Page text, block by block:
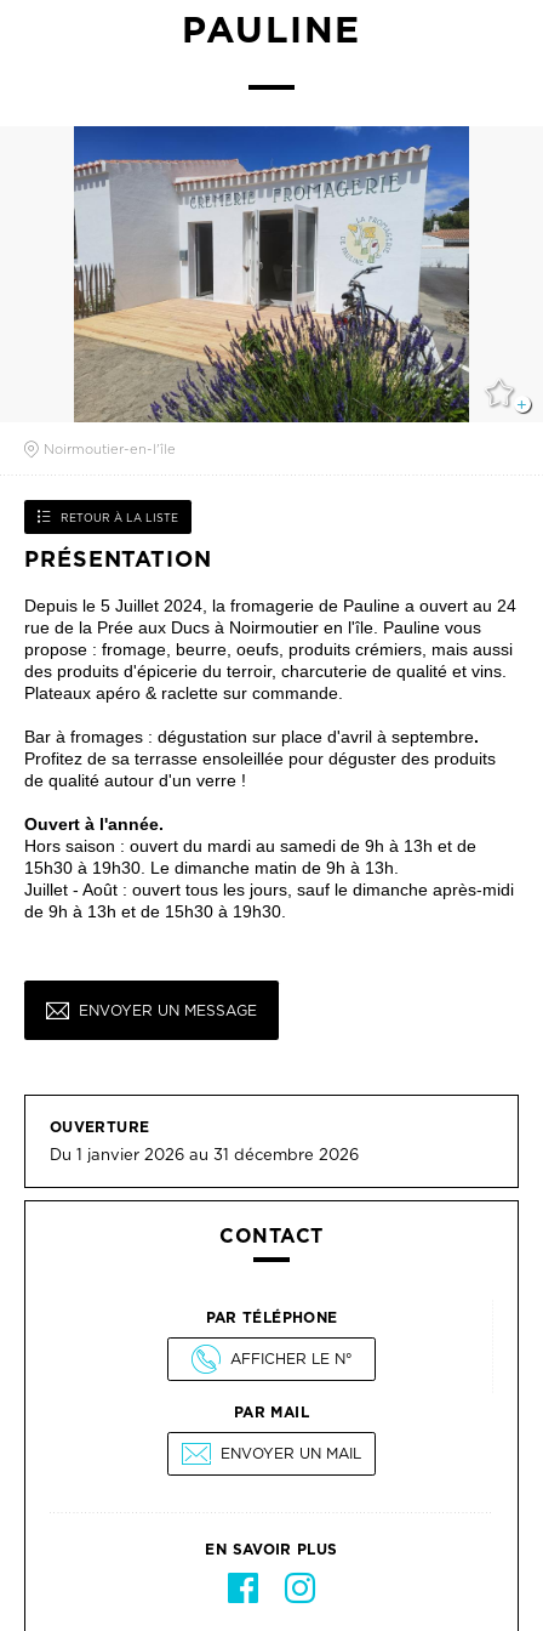
PAULINE
Noirmoutier-en-l'île
RETOUR À LA LISTE
PRÉSENTATION
Depuis le 5 Juillet 2024, la fromagerie de Pauline a ouvert au 24
rue de la Prée aux Ducs à Noirmoutier en l'île. Pauline vous
propose : fromage, beurre, oeufs, produits crémiers, mais aussi
des produits d'épicerie du terroir, charcuterie de qualité et vins.
Plateaux apéro & raclette sur commande.
Bar à fromages : dégustation sur place d'avril à septembre.
Profitez de sa terrasse ensoleillée pour déguster des produits
de qualité autour d'un verre !
Ouvert à l'année.
Hors saison : ouvert du mardi au samedi de 9h à 13h et de
15h30 à 19h30. Le dimanche matin de 9h à 13h.
Juillet - Août : ouvert tous les jours, sauf le dimanche après-midi
de 9h à 13h et de 15h30 à 19h30.
ENVOYER UN MESSAGE
OUVERTURE
Du 1 janvier 2026 au 31 décembre 2026
CONTACT
PAR TÉLÉPHONE
AFFICHER LE N°
PAR MAIL
ENVOYER UN MAIL
EN SAVOIR PLUS